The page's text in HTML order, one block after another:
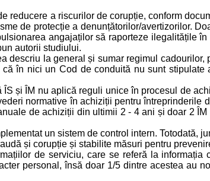
a riscurilor de corupție, conform
de protecție a denunțătorilor/avertizorilor.
angajaților să raporteze ilegalitățile
autorii studiului.
descriu la general și sumar regimul
în nici un Cod de conduită nu sunt stipulate
și ÎM nu aplică reguli unice în procesul de
normative în achiziții pentru întreprinderile
de achiziții din ultimii 2 - 4 ani și doar 2
un sistem de control intern. Totodată,
și corupție și stabilite măsuri pentru
de serviciu, care se referă la informația
personal, însă doar 1/5 dintre acestea au